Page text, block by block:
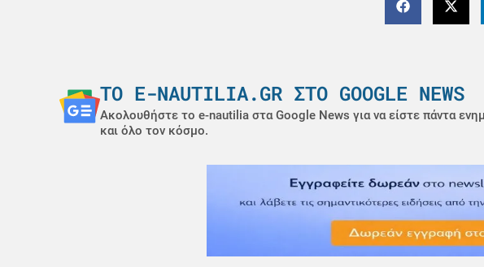
ΤΟ E-NAUTILIA.GR ΣΤΟ GOOGLE NEWS
Ακολουθήστε το e-nautilia στα Google News για να είστε πάντα
και όλο τον κόσμο.